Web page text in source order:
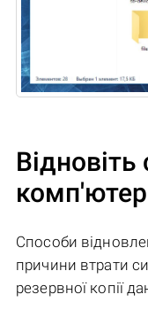
Способи
причини втрати
резервної копії